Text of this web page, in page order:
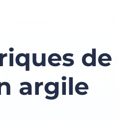
de
argile